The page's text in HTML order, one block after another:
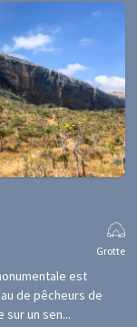
Grotte
est
de pêcheurs de
sur un sen...